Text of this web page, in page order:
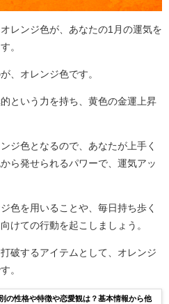
レンジ色が、あなたの1月の運気を
。
、オレンジ色です。
という力を持ち、黄色の金運上昇
ジ色となるので、あなたが上手く
ら発せられるパワーで、運気アッ
色を用いることや、毎日持ち歩く
けての行動を起こしましょう。
破するアイテムとして、オレンジ
。
の性格や特徴や恋愛観は？基本情報から他